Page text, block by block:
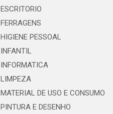
ESCRITORIO
FERRAGENS
HIGIENE PESSOAL
INFANTIL
INFORMATICA
LIMPEZA
MATERIAL DE USO E CONSUMO
PINTURA E DESENHO